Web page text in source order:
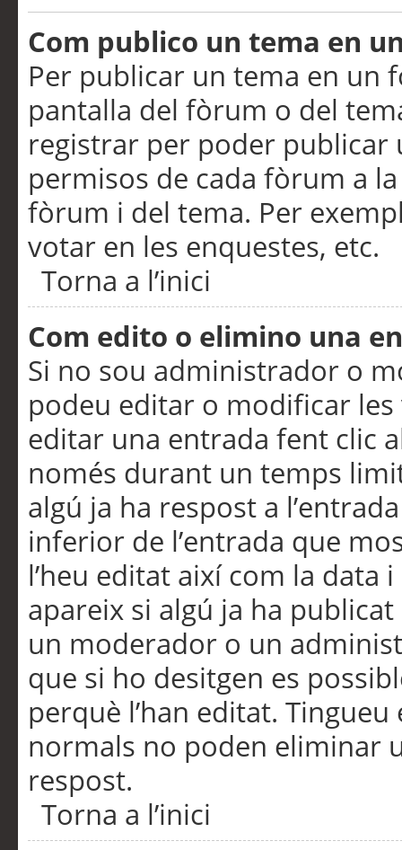
Com publico un tema en
Per publicar un tema en un
pantalla del fòrum o del
registrar per poder publicar
permisos de cada fòrum a
fòrum i del tema. Per
votar en les enquestes, etc.
Torna a l’inici
Com edito o elimino una
Si no sou administrador o
podeu editar o modificar
editar una entrada fent clic
només durant un temps
algú ja ha respost a
inferior de l’entrada que
l’heu editat així com la data
apareix si algú ja ha
un moderador o un
que si ho desitgen es
perquè l’han editat.
normals no poden eliminar
respost.
Torna a l’inici